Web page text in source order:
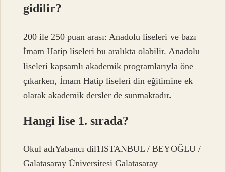
gidilir?
200 ile 250 puan arası: Anadolu liseleri ve bazı
İmam Hatip liseleri bu aralıkta olabilir. Anadolu
liseleri kapsamlı akademik programlarıyla öne
çıkarken, İmam Hatip liseleri din eğitimine ek
olarak akademik dersler de sunmaktadır.
Hangi lise 1. sırada?
Okul adıYabancı dil1ISTANBUL / BEYOĞLU /
Galatasaray Üniversitesi Galatasaray